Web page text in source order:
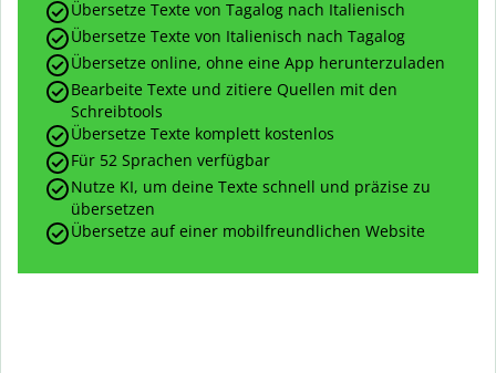
Übersetze Texte von Tagalog nach Italienisch
Übersetze Texte von Italienisch nach Tagalog
Übersetze online, ohne eine App herunterzuladen
Bearbeite Texte und zitiere Quellen mit den
Schreibtools
Übersetze Texte komplett kostenlos
Für 52 Sprachen verfügbar
Nutze KI, um deine Texte schnell und präzise zu
übersetzen
Übersetze auf einer mobilfreundlichen Website